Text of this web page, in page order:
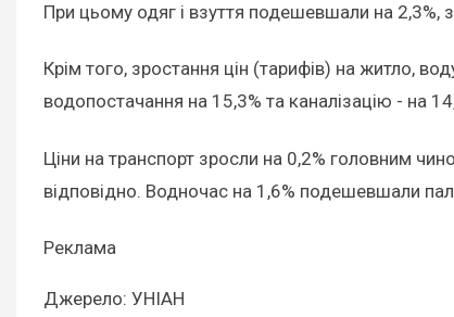
При цьому одяг і взуття подешевшали на 2,3%,
Крім того, зростання цін (тарифів) на житло,
водопостачання на 15,3% та каналізацію - на
Ціни на транспорт зросли на 0,2% головним
відповідно. Водночас на 1,6% подешевшали
Реклама
Джерело: УНІАН